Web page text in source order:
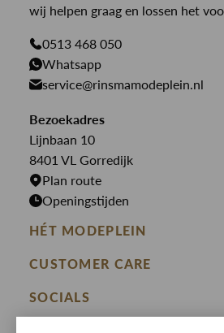
Paul en Shark
Genti
PME Legend
Butcher of Blue
Bekijk alle merken >
Gilets
Jassen
Jeans
Jumpsuits
Jurken
Rokken
Giftcards
Jassen
Overhemden
Truien
T-shirts
wij helpen graag en lossen het
0513 468 050
Whatsapp
service@rinsmamodeplein.nl
Bezoekadres
Lijnbaan 10
8401 VL Gorredijk
Plan route
Openingstijden
HÉT MODEPLEIN
ZIJ VAN RINSMA
DE HEEREN VAN RINSMA
RINSMA.CONCEPTS
CUSTOMER CARE
Veelgestelde vragen
SOCIALS